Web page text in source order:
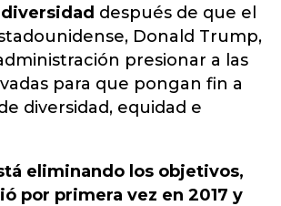
después de que el
Donald Trump,
presionar a las
para que pongan fin a
diversidad, equidad e
eliminando los objetivos,
por primera vez en 2017 y